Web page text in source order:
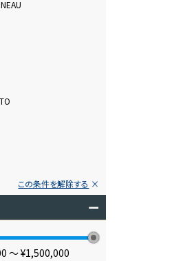
この条件を解除する
ー
〜¥1,500,000